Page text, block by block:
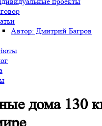
Автор: Дмитрий Багров
дома 130